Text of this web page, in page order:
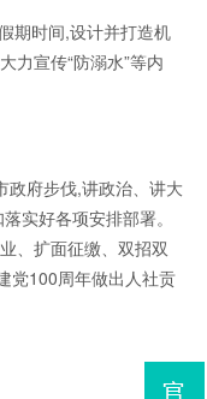
期时间,设计并打造机
力宣传“防溺水”等内
府步伐,讲政治、讲大
实好各项安排部署。
、扩面征缴、双招双
党100周年做出人社贡